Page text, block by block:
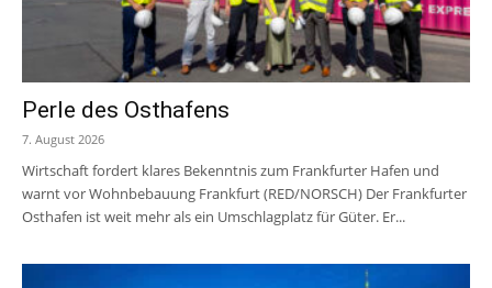
Perle des Osthafens
7. August 2026
Wirtschaft fordert klares Bekenntnis zum Frankfurter Hafen und
warnt vor Wohnbebauung Frankfurt (RED/NORSCH) Der Frankfurter
Osthafen ist weit mehr als ein Umschlagplatz für Güter. Er...